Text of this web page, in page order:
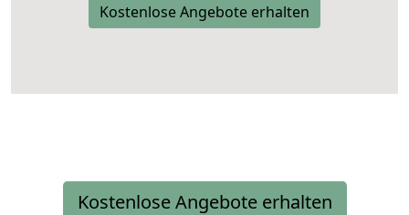
Kostenlose Angebote erhalten
Kostenlose Angebote erhalten